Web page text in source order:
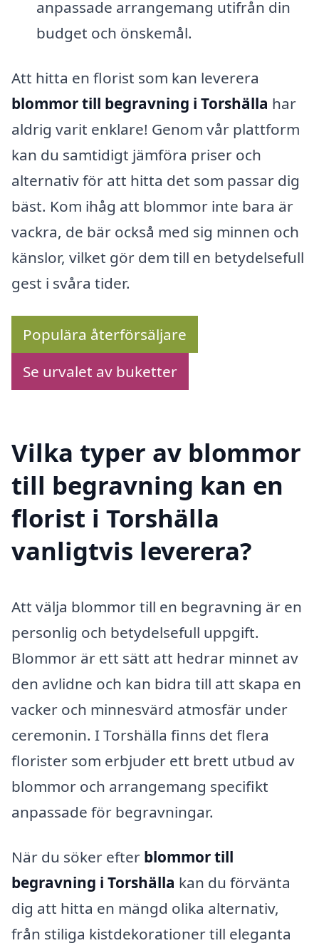
anpassade arrangemang utifrån din
budget och önskemål.
Att hitta en florist som kan leverera
blommor till begravning i Torshälla har
aldrig varit enklare! Genom vår plattform
kan du samtidigt jämföra priser och
alternativ för att hitta det som passar dig
bäst. Kom ihåg att blommor inte bara är
vackra, de bär också med sig minnen och
känslor, vilket gör dem till en betydelsefull
gest i svåra tider.
Populära återförsäljare
Se urvalet av buketter
Vilka typer av blommor
till begravning kan en
florist i Torshälla
vanligtvis leverera?
Att välja blommor till en begravning är en
personlig och betydelsefull uppgift.
Blommor är ett sätt att hedrar minnet av
den avlidne och kan bidra till att skapa en
vacker och minnesvärd atmosfär under
ceremonin. I Torshälla finns det flera
florister som erbjuder ett brett utbud av
blommor och arrangemang specifikt
anpassade för begravningar.
När du söker efter blommor till
begravning i Torshälla kan du förvänta
dig att hitta en mängd olika alternativ,
från stiliga kistdekorationer till eleganta